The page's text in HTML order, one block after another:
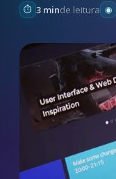
3 minde leitura